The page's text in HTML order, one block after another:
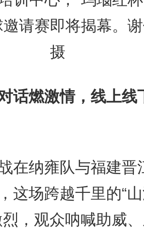
请赛即将揭幕。
摄
话燃激情，线上线
纳雍队与福建晋
这场跨越千里的“
烈，观众呐喊助威